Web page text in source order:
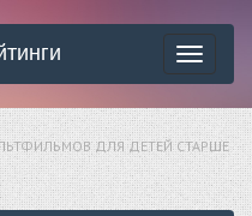
Toggle
ДЛЯ ДЕТЕЙ СТАРШЕ